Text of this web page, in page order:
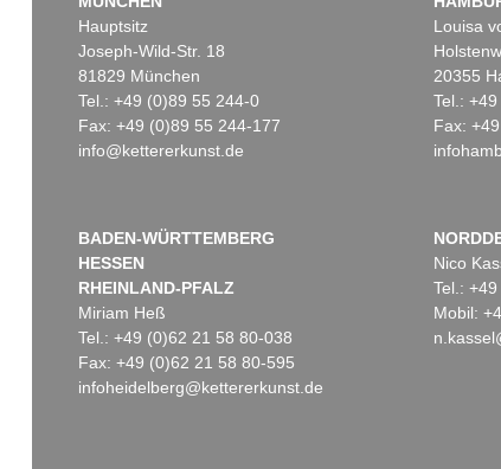
Hauptsitz
Joseph-Wild-Str. 18
81829 München
Tel.: +49 (0)89 55 244-0
Fax: +49 (0)89 55 244-177
info@kettererkunst.de
Louisa
20355
Tel.:
Fax:
BADEN-WÜRTTEMBERG
HESSEN
RHEINLAND-PFALZ
Miriam Heß
Tel.: +49 (0)62 21 58 80-038
Fax: +49 (0)62 21 58 80-595
infoheidelberg@kettererkunst.de
Nico
Tel.:
Mobil: